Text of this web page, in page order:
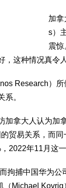
加
s）
震惊
，这种情况真令
Research）
系。
加拿大人认为加
贸易关系，而
2022年11月这一
拘捕中国华为
（Michael